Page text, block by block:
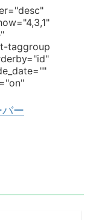
taggroup
ー